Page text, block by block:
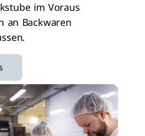
im Voraus
an Backwaren